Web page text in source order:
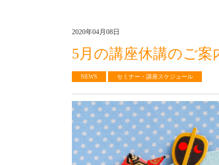
2020年04月08日
5月の講座休講のご案
NEWS セミナー・講座スケジュール